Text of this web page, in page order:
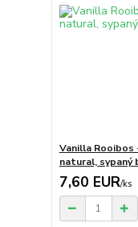
Vanilla Rooibos
natural, sypaný
7,60 EUR/ks